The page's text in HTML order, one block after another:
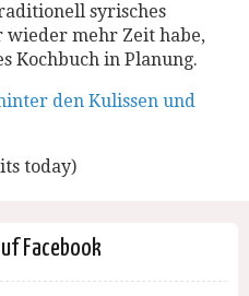
syrisches
wieder mehr Zeit habe,
Kochbuch in Planung.
den Kulissen und
today)
Facebook